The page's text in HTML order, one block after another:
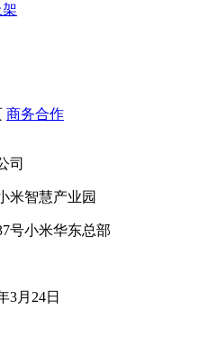
商务合作
司
米智慧产业园
号小米华东总部
3月24日